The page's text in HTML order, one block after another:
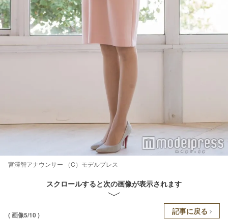
宮澤智アナウンサー （C）モデルプレス
スクロールすると次の画像が表示されます
( 画像5/10 ) 記事に戻る